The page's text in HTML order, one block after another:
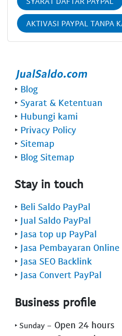
AKTIVASI PAYPAL TANPA
‣ Blog
‣ Syarat & Ketentuan
‣ Hubungi kami
‣ Privacy Policy
‣ Sitemap
‣ Blog Sitemap
Stay in touch
‣ Beli Saldo PayPal
‣ Jual Saldo PayPal
‣ Jasa top up PayPal
‣ Jasa Pembayaran Online
‣ Jasa SEO Backlink
‣ Jasa Convert PayPal
Business profile
‣ Sunday - Open 24 hours